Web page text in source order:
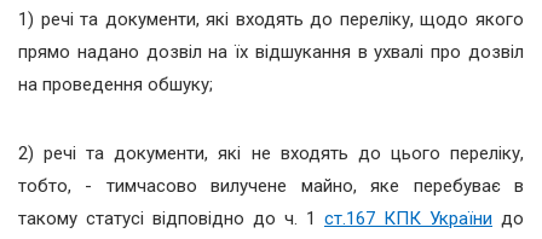
1) речі та документи, які входять до переліку, щодо якого
прямо надано дозвіл на їх відшукання в ухвалі про дозвіл
на проведення обшуку;
2) речі та документи, які не входять до цього переліку,
тобто, - тимчасово вилучене майно, яке перебуває в
такому статусі відповідно до ч. 1 ст.167 КПК України до